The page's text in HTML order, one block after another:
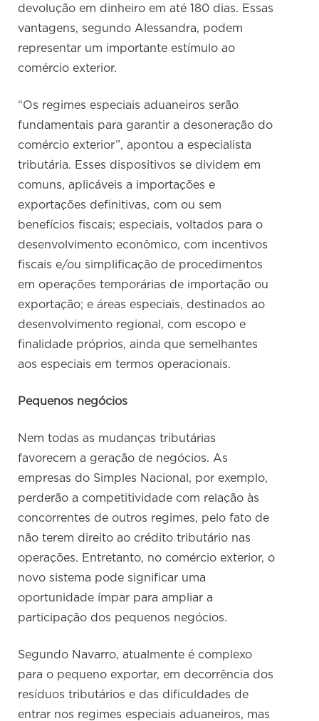
devolução em dinheiro em até 180 dias. Essas
vantagens, segundo Alessandra, podem
representar um importante estímulo ao
comércio exterior.
“Os regimes especiais aduaneiros serão
fundamentais para garantir a desoneração do
comércio exterior”, apontou a especialista
tributária. Esses dispositivos se dividem em
comuns, aplicáveis a importações e
exportações definitivas, com ou sem
benefícios fiscais; especiais, voltados para o
desenvolvimento econômico, com incentivos
fiscais e/ou simplificação de procedimentos
em operações temporárias de importação ou
exportação; e áreas especiais, destinados ao
desenvolvimento regional, com escopo e
finalidade próprios, ainda que semelhantes
aos especiais em termos operacionais.
Pequenos negócios
Nem todas as mudanças tributárias
favorecem a geração de negócios. As
empresas do Simples Nacional, por exemplo,
perderão a competitividade com relação às
concorrentes de outros regimes, pelo fato de
não terem direito ao crédito tributário nas
operações. Entretanto, no comércio exterior, o
novo sistema pode significar uma
oportunidade ímpar para ampliar a
participação dos pequenos negócios.
Segundo Navarro, atualmente é complexo
para o pequeno exportar, em decorrência dos
resíduos tributários e das dificuldades de
entrar nos regimes especiais aduaneiros, mas